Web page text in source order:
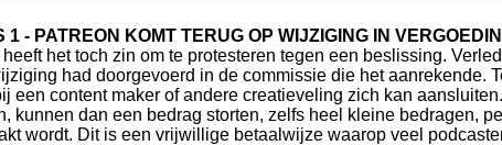
- PATREON KOMT TERUG OP WIJZIGING IN
heeft het toch zin om te protesteren tegen een beslissing.
had doorgevoerd in de commissie die het aanrekende.
een content maker of andere creatieveling zich kan
kunnen dan een bedrag storten, zelfs heel kleine bedragen,
wordt. Dit is een vrijwillige betaalwijze waarop veel